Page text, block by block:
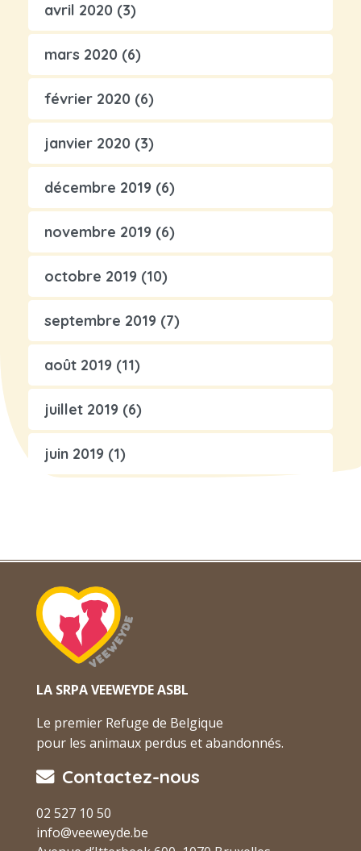
avril 2020 (3)
mars 2020 (6)
février 2020 (6)
janvier 2020 (3)
décembre 2019 (6)
novembre 2019 (6)
octobre 2019 (10)
septembre 2019 (7)
août 2019 (11)
juillet 2019 (6)
juin 2019 (1)
LA SRPA VEEWEYDE ASBL
Le premier Refuge de Belgique
pour les animaux perdus et abandonnés.
Contactez-nous
02 527 10 50
info@veeweyde.be